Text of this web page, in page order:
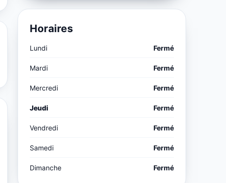
Horaires
Lundi Fermé
Mardi Fermé
Mercredi Fermé
Jeudi Fermé
Vendredi Fermé
Samedi Fermé
Dimanche Fermé